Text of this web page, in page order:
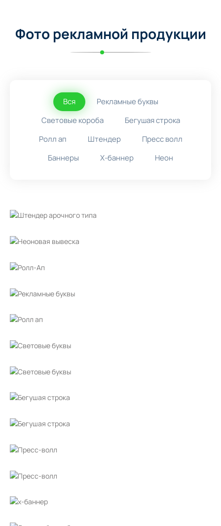
Фото рекламной продукции
Вся
Рекламные буквы
Световые короба
Бегушая строка
Ролл ап
Штендер
Пресс волл
Баннеры
X-баннер Неон